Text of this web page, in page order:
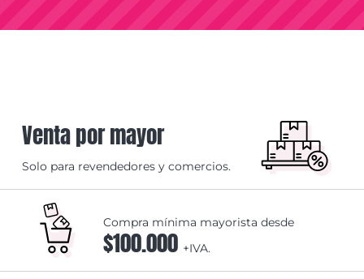
Venta por mayor
Solo para revendedores y comercios.
Compra mínima mayorista desde
$100.000 +IVA.